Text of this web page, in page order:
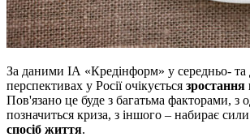
За даними ІА «Кредінформ» у середньо- та
перспективах у Росії очікується
Пов'язано це буде з багатьма факторами, з
позначиться криза, з іншого – набирає
спосіб життя.